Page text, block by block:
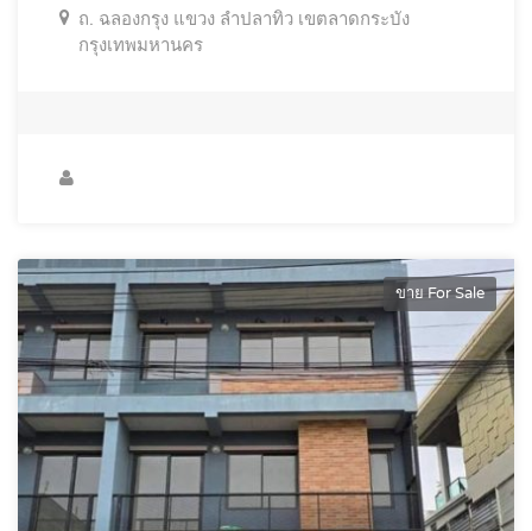
ถ. ฉลองกรุง แขวง ลำปลาทิว เขตลาดกระบัง
กรุงเทพมหานคร
ขาย For Sale